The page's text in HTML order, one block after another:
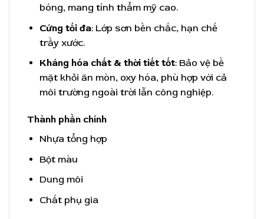
bóng, mang tính thẩm mỹ cao.
Cứng tối đa: Lớp sơn bền chắc, hạn chế
trầy xước.
Kháng hóa chất & thời tiết tốt: Bảo vệ bề
mặt khỏi ăn mòn, oxy hóa, phù hợp với cả
môi trường ngoài trời lẫn công nghiệp.
Thành phần chính
Nhựa tổng hợp
Bột màu
Dung môi
Chất phụ gia